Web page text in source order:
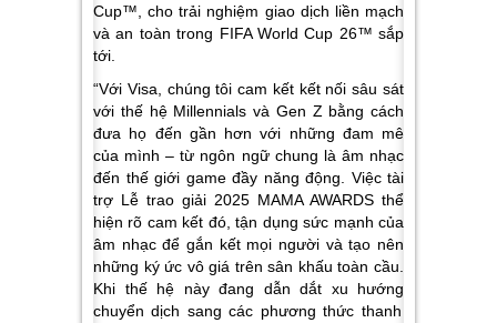
Cup™, cho trải nghiệm giao dịch liền mạch
và an toàn trong FIFA World Cup 26™ sắp
tới.
“Với Visa, chúng tôi cam kết kết nối sâu sát
với thế hệ Millennials và Gen Z bằng cách
đưa họ đến gần hơn với những đam mê
của mình – từ ngôn ngữ chung là âm nhạc
đến thế giới game đầy năng động. Việc tài
trợ Lễ trao giải 2025 MAMA AWARDS thể
hiện rõ cam kết đó, tận dụng sức mạnh của
âm nhạc để gắn kết mọi người và tạo nên
những ký ức vô giá trên sân khấu toàn cầu.
Khi thế hệ này đang dẫn dắt xu hướng
chuyển dịch sang các phương thức thanh